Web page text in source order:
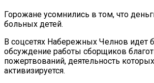
Горожане усомнились в том, что
больных детей.
В соцсетях Набережных Челнов идет
обсуждение работы сборщиков
пожертвований, деятельность
активизируется.